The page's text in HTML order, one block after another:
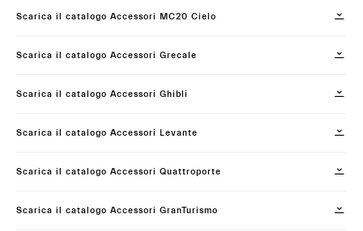
Scarica il catalogo Accessori MC20 Cielo
Scarica il catalogo Accessori Grecale
Scarica il catalogo Accessori Ghibli
Scarica il catalogo Accessori Levante
Scarica il catalogo Accessori Quattroporte
Scarica il catalogo Accessori GranTurismo